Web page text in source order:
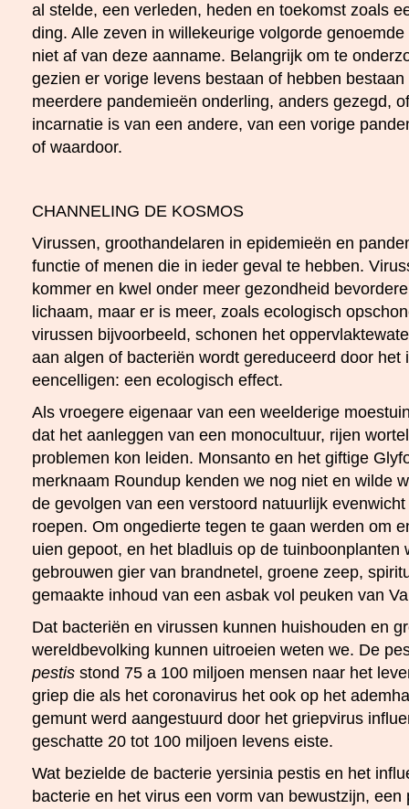
al stelde, een verleden, heden en toekomst zoals
ding. Alle zeven in willekeurige volgorde
niet af van deze aanname. Belangrijk om te
gezien er vorige levens bestaan of hebben
meerdere pandemieën onderling, anders gezegd,
incarnatie is van een andere, van een vorige
of waardoor.
CHANNELING DE KOSMOS
Virussen, groothandelaren in epidemieën en
functie of menen die in ieder geval te hebben.
kommer en kwel onder meer gezondheid
lichaam, maar er is meer, zoals ecologisch
virussen bijvoorbeeld, schonen het
aan algen of bacteriën wordt gereduceerd door het
eencelligen: een ecologisch effect.
Als vroegere eigenaar van een weelderige
dat het aanleggen van een monocultuur, rijen
problemen kon leiden. Monsanto en het giftige
merknaam Roundup kenden we nog niet en wilde
de gevolgen van een verstoord natuurlijk
roepen. Om ongedierte tegen te gaan werden om
uien gepoot, en het bladluis op de tuinboonplanten
gebrouwen gier van brandnetel, groene zeep,
gemaakte inhoud van een asbak vol peuken van
Dat bacteriën en virussen kunnen huishouden en
wereldbevolking kunnen uitroeien weten we. De
pestis stond 75 a 100 miljoen mensen naar het
griep die als het coronavirus het ook op het
gemunt werd aangestuurd door het griepvirus
geschatte 20 tot 100 miljoen levens eiste.
Wat bezielde de bacterie yersinia pestis en het
bacterie en het virus een vorm van bewustzijn, een